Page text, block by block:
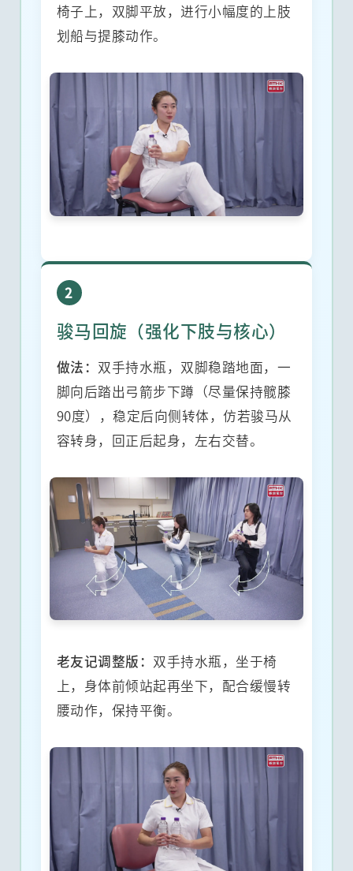
椅子上，双脚平放，进行小幅度的上肢
划船与提膝动作。
2
骏马回旋（强化下肢与核心）
做法： 双手持水瓶，双脚稳踏地面，一
脚向后踏出弓箭步下蹲（尽量保持髋膝
90度），稳定后向侧转体，仿若骏马从
容转身，回正后起身，左右交替。
老友记调整版： 双手持水瓶，坐于椅
上，身体前倾站起再坐下，配合缓慢转
腰动作，保持平衡。